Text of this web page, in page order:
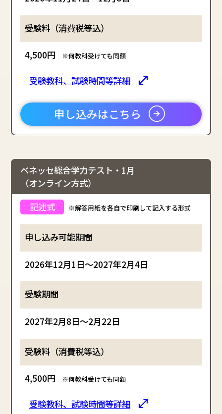
4,500円 ※何教科受けても同額
受験教科、試験時間等詳細
申し込みはこちら
ベネッセ総合学力テスト・1月
（オンライン方式）
※解答用紙を各自で印刷して記入する形式
2026年12月1日～2027年2月4日
2027年2月8日～2月22日
4,500円 ※何教科受けても同額
受験教科、試験時間等詳細